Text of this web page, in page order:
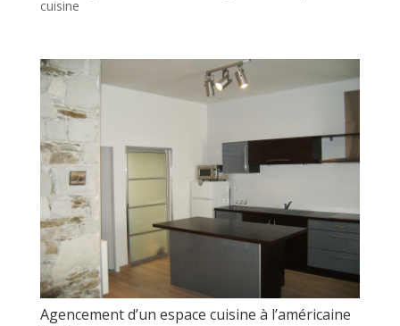
cuisine
Agencement d’un espace cuisine à l’américaine